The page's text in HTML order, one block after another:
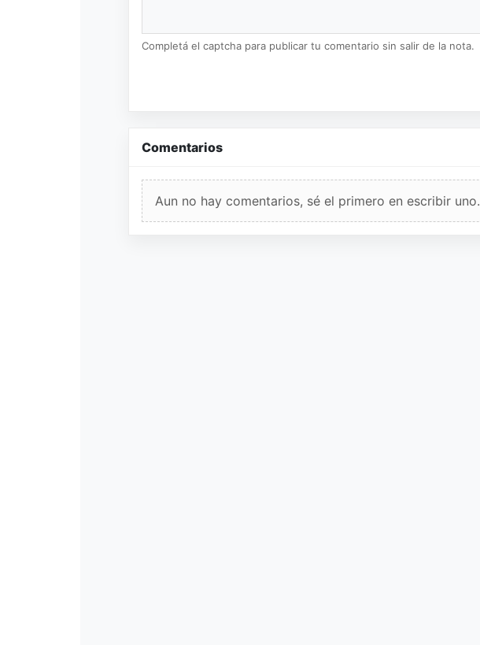
Completá el captcha para publicar tu comentario sin salir de la nota.
Comentarios
Aun no hay comentarios, sé el primero en escribir uno.